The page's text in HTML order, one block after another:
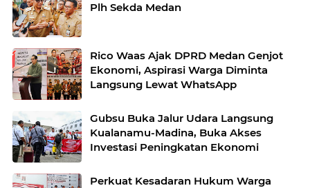
Plh Sekda Medan
Rico Waas Ajak DPRD Medan Genjot
Ekonomi, Aspirasi Warga Diminta
Langsung Lewat WhatsApp
Gubsu Buka Jalur Udara Langsung
Kualanamu-Madina, Buka Akses
Investasi Peningkatan Ekonomi
Perkuat Kesadaran Hukum Warga